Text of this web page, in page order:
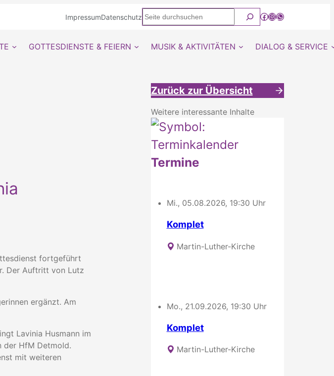
ImpressumDatenschutz Seite
durchsuchen
Facebook
Instagram
WhatsApp Kanal von detmold-lutherisch
GOTTESDIENSTE & FEIERN MUSIK & AKTIVITÄTEN DIALOG & SERVICE
fortgeführt
Der Auftritt von Lutz
ergänzt. Am
Lavinia Husmann im
der HfM Detmold.
mit weiteren
Zurück zur Übersicht
Weitere interessante Inhalte
Termine
Mi., 05.08.2026, 19:30 Uhr
Komplet
Martin-Luther-Kirche
Mo., 21.09.2026, 19:30 Uhr
Komplet
Martin-Luther-Kirche